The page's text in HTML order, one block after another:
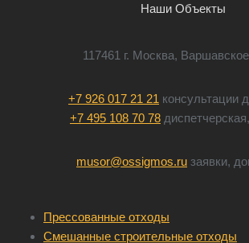
Наши Объекты
117461 г. Москва,
+7 926 017 21 21 консультации
+7 495 108 70 78
musor@ossigmos.ru заявки,
Прессованные отходы
Смешанные строительные отходы